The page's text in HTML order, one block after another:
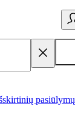
pasiūlymų